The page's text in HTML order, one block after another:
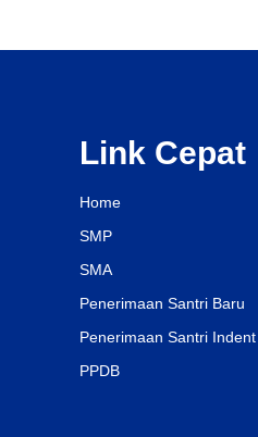
Link Cepat
Home
SMP
SMA
Penerimaan Santri Baru
Penerimaan Santri Indent
PPDB